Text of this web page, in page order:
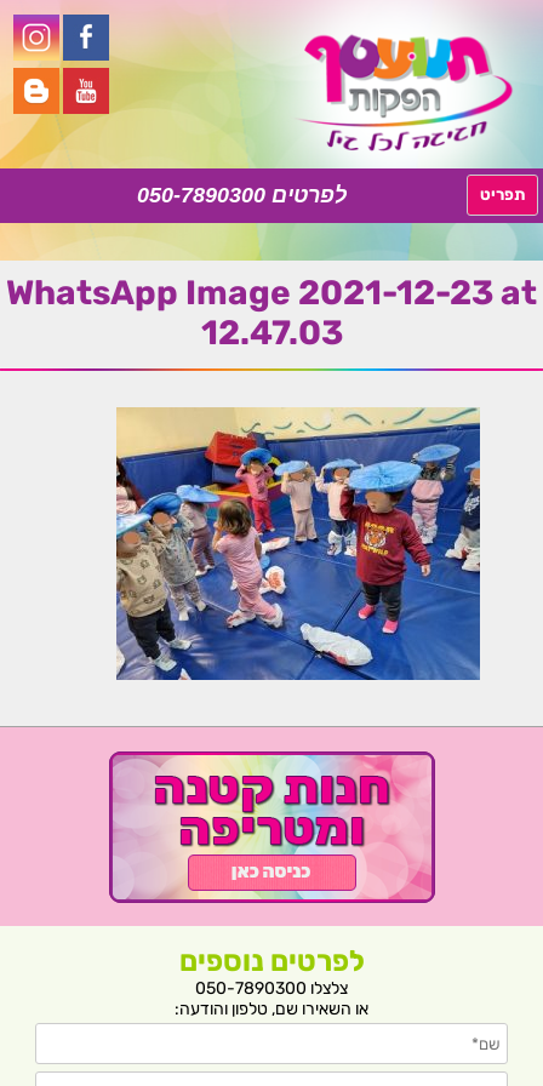
050-7890300 תפריט
לתוכן
WhatsApp Image 2021-12-23 at
12.47.03
לפרטים נוספים
צלצלו 050-7890300
או השאירו שם, טלפון והודעה: